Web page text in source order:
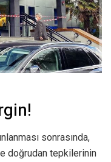
sonrasında,
doğrudan tepkilerinin